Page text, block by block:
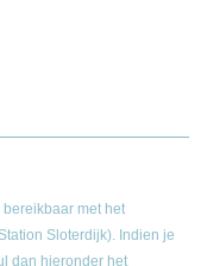
bereikbaar met het
Sloterdijk). Indien je
dan hieronder het